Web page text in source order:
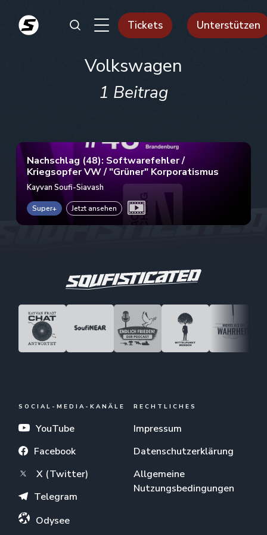
Tickets Unterstützen
Volkswagen
1 Beitrag
Nachschlag (48): Softwarefehler /
Kriegsopfer VW / "Grüner" Korporatismus
Kayvan Soufi-Siavash
Super+ Jetzt ansehen
SOCIAL-MEDIA-KANÄLE
YouTube
Facebook
X (Twitter)
Telegram
Odysee
RECHTLICHES
Impressum
Datenschutzerklärung
Allgemeine
Nutzungsbedingungen